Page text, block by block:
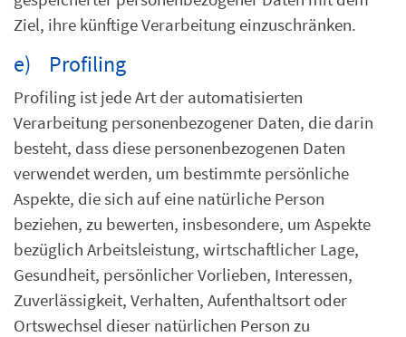
Ziel, ihre künftige Verarbeitung einzuschränken.
e) Profiling
Profiling ist jede Art der automatisierten
Verarbeitung personenbezogener Daten, die darin
besteht, dass diese personenbezogenen Daten
verwendet werden, um bestimmte persönliche
Aspekte, die sich auf eine natürliche Person
beziehen, zu bewerten, insbesondere, um Aspekte
bezüglich Arbeitsleistung, wirtschaftlicher Lage,
Gesundheit, persönlicher Vorlieben, Interessen,
Zuverlässigkeit, Verhalten, Aufenthaltsort oder
Ortswechsel dieser natürlichen Person zu